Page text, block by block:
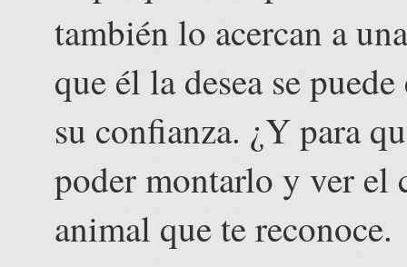
también lo acercan a
que él la desea se
su confianza. ¿Y para
poder montarlo y ver el
animal que te reconoce.